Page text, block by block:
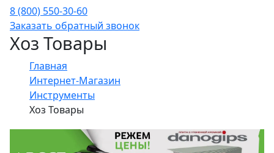
8 (800) 550-30-60
Заказать обратный звонок
Хоз Товары
Главная
Интернет-Магазин
Инструменты
Хоз Товары